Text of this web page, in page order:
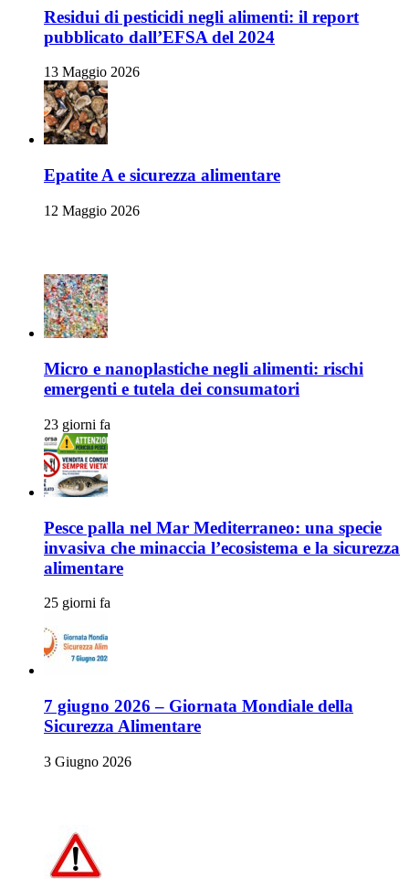
Residui di pesticidi negli alimenti: il report
pubblicato dall’EFSA del 2024
13 Maggio 2026
Epatite A e sicurezza alimentare
12 Maggio 2026
Micro e nanoplastiche negli alimenti: rischi
emergenti e tutela dei consumatori
23 giorni fa
Pesce palla nel Mar Mediterraneo: una specie
invasiva che minaccia l’ecosistema e la sicurezza
alimentare
25 giorni fa
7 giugno 2026 – Giornata Mondiale della
Sicurezza Alimentare
3 Giugno 2026